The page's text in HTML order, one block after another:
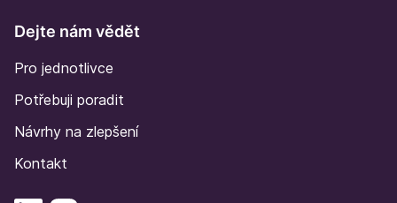
Dejte nám vědět
Pro jednotlivce
Potřebuji poradit
Návrhy na zlepšení
Kontakt